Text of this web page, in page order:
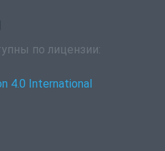
по лицензии:
4.0 International